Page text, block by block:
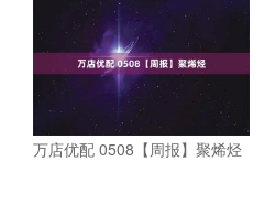
万店优配 0508【周报】聚烯烃